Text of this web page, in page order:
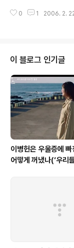
어 있었다. 한 계파가 다
연해 개그를 하고 이를 통
지 확보한다.문제는 개그
연기자로 변..
0 1 2006. 2.
이 블로그 인기글
이병헌은 우울증에
어떻게 꺼냈나(‘우리